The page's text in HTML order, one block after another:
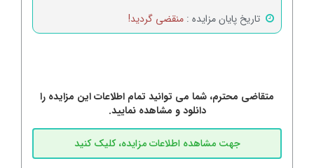
تاریخ پایان مزایده : منقضی گردید!
متقاضی محترم، شما می توانید تمام اطلاعات این مزایده را
دانلود و مشاهده نمایید.